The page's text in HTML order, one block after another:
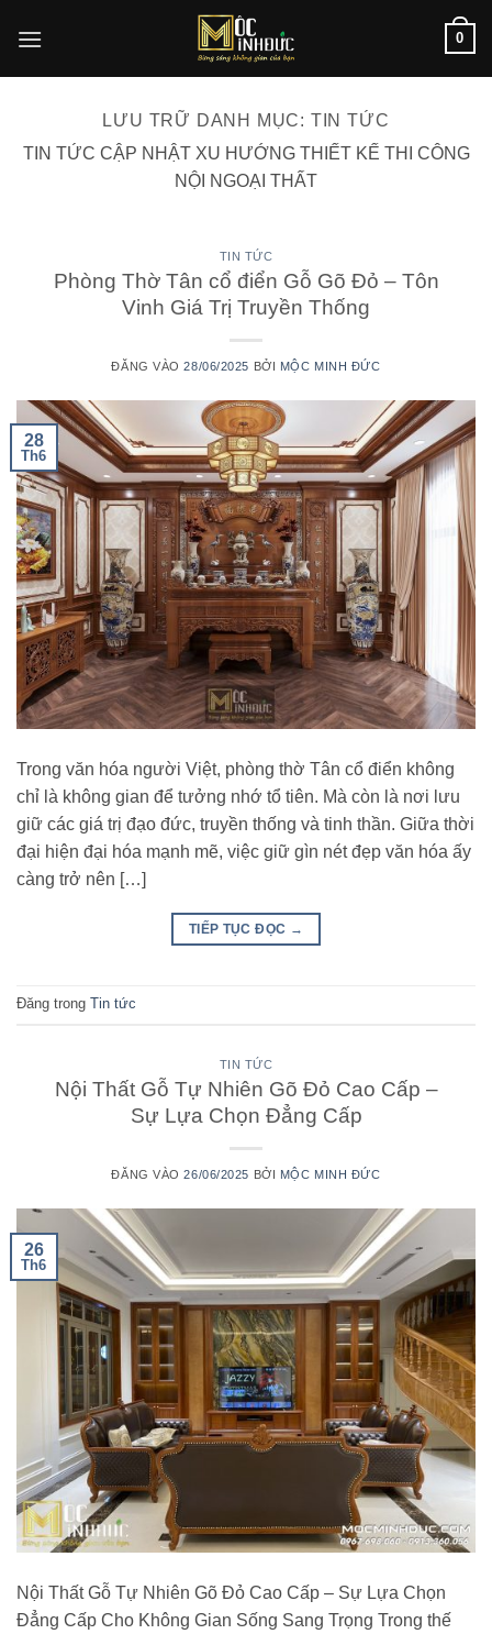
qua
0
LƯU TRỮ DANH MỤC: TIN TỨC
TIN TỨC CẬP NHẬT XU HƯỚNG THIẾT KẾ THI CÔNG
NỘI NGOẠI THẤT
TIN TỨC
Phòng Thờ Tân cổ điển Gỗ Gõ Đỏ – Tôn
Vinh Giá Trị Truyền Thống
ĐĂNG VÀO28/06/2025 BỞI MỘC MINH ĐỨC
28
Th6
Trong văn hóa người Việt, phòng thờ Tân cổ điển không
chỉ là không gian để tưởng nhớ tổ tiên. Mà còn là nơi lưu
giữ các giá trị đạo đức, truyền thống và tinh thần. Giữa thời
đại hiện đại hóa mạnh mẽ, việc giữ gìn nét đẹp văn hóa ấy
càng trở nên […]
TIẾP TỤC ĐỌC →
Đăng trong Tin tức
TIN TỨC
Nội Thất Gỗ Tự Nhiên Gõ Đỏ Cao Cấp –
Sự Lựa Chọn Đẳng Cấp
ĐĂNG VÀO26/06/2025 BỞI MỘC MINH ĐỨC
26
Th6
Nội Thất Gỗ Tự Nhiên Gõ Đỏ Cao Cấp – Sự Lựa Chọn
Đẳng Cấp Cho Không Gian Sống Sang Trọng Trong thế